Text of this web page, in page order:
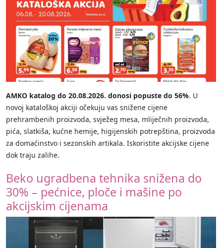
AMKO katalog do 20.08.2026. donosi popuste do 56%. U
novoj kataloškoj akciji očekuju vas snižene cijene
prehrambenih proizvoda, svježeg mesa, mliječnih proizvoda,
pića, slatkiša, kućne hemije, higijenskih potrepština, proizvoda
za domaćinstvo i sezonskih artikala. Iskoristite akcijske cijene
dok traju zalihe.
Beko ugradbena tehnika snižena do
30% – pećnice, ploče i mašine po
akcijskim cijenama